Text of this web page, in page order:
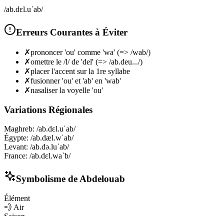
/ab.dɛl.uˈab/
Erreurs Courantes à Éviter
✗prononcer 'ou' comme 'wa' (=> /wab/)
✗omettre le /l/ de 'del' (=> /ab.deu.../)
✗placer l'accent sur la 1re syllabe
✗fusionner 'ou' et 'ab' en 'wab'
✗nasaliser la voyelle 'ou'
Variations Régionales
Maghreb: /ab.dɛl.uˈab/
Égypte: /ab.dæl.wˈab/
Levant: /ab.də.luˈab/
France: /ab.dɛl.waˈb/
Symbolisme de Abdelouab
Élément
💨 Air